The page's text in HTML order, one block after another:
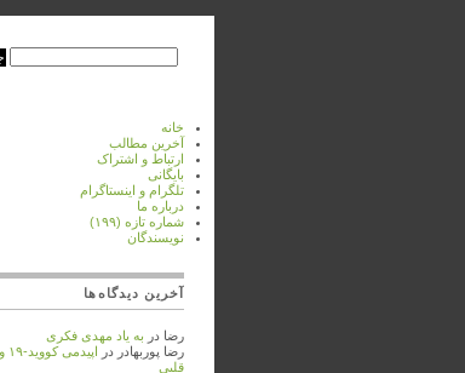
خانه
آخرین مطالب
ارتباط و اشتراک
بایگانی
تلگرام و اینستاگرام
درباره‌ ما
شماره‌‌ تازه (۱۹۹)
نویسندگان
آخرین دیدگاه‌ها
رضا در به ‌یاد مهدی فکری
رضا پوربهادر در
قلبی